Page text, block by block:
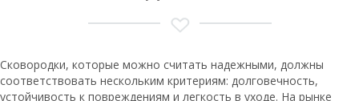
Сковородки, которые можно считать надежными, должны
соответствовать нескольким критериям: долговечность,
устойчивость к повреждениям и легкость в уходе. На рынке